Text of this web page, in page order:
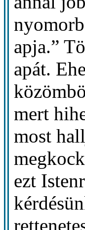
apja.”
apát.
mert
most
ezt